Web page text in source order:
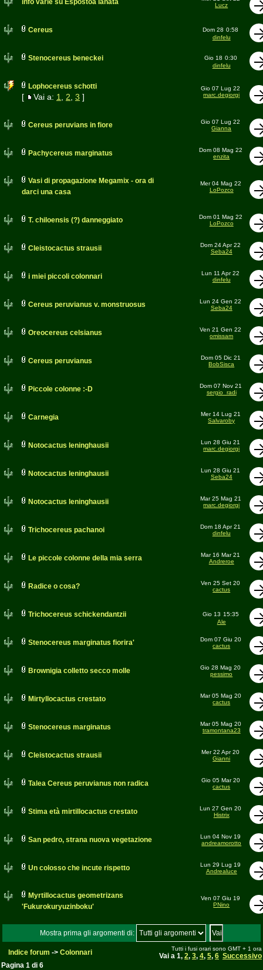
info varie su Espostoa lanata
Lucz
Cereus Dom 28 0:58
dinfelu
Stenocereus beneckei Gio 18 0:30
dinfelu
Lophocereus schotti
[ Vai a: 1 2 3 ]
Gio 07 Lug 22
marc.degiorgi
Cereus peruvians in fiore
Gio 07 Lug 22
Gianna
Pachycereus marginatus
Dom 08 Mag 22
enzita
Vasi di propagazione Megamix - ora di
darci una casa
Mer 04 Mag 22
LoPozco
T. chiloensis (?) danneggiato
Dom 01 Mag 22
LoPozco
Cleistocactus strausii
Dom 24 Apr 22
Seba24
i miei piccoli colonnari
Lun 11 Apr 22
dinfelu
Cereus peruvianus v. monstruosus
Lun 24 Gen 22
Seba24
Oreocereus celsianus
Ven 21 Gen 22
omissam
Cereus peruvianus
Dom 05 Dic 21
BobSisca
Piccole colonne :-D
Dom 07 Nov 21
sergio_radi
Carnegia
Mer 14 Lug 21
Salvaroby
Notocactus leninghausii
Lun 28 Giu 21
marc.degiorgi
Notocactus leninghausii
Lun 28 Giu 21
Seba24
Notocactus leninghausii
Mar 25 Mag 21
marc.degiorgi
Trichocereus pachanoi
Dom 18 Apr 21
dinfelu
Le piccole colonne della mia serra
Mar 16 Mar 21
Andreroe
Radice o cosa?
Ven 25 Set 20
cactus
Trichocereus schickendantzii Gio 13 15:35
Ale
Stenocereus marginatus fiorira'
Dom 07 Giu 20
cactus
Brownigia colletto secco molle
Gio 28 Mag 20
pessimo
Mirtyllocactus crestato
Mar 05 Mag 20
cactus
Stenocereus marginatus
Mar 05 Mag 20
tramontana23
Cleistocactus strausii
Mer 22 Apr 20
Gianni
Talea Cereus peruvianus non radica
Gio 05 Mar 20
cactus
Stima età mirtillocactus crestato
Lun 27 Gen 20
Histrix
San pedro, strana nuova vegetazione
Lun 04 Nov 19
andreamorotto
Un colosso che incute rispetto
Lun 29 Lug 19
Andrealuce
Myrtillocactus geometrizans
'Fukurokuryuzinboku'
Ven 07 Giu 19
PNino
Mostra prima gli argomenti di:
Indice forum -> Colonnari Tutti i fusi orari sono GMT + 1 ora
Vai a 1, 2, 3, 4, 5, 6 Successivo
Pagina 1 di 6